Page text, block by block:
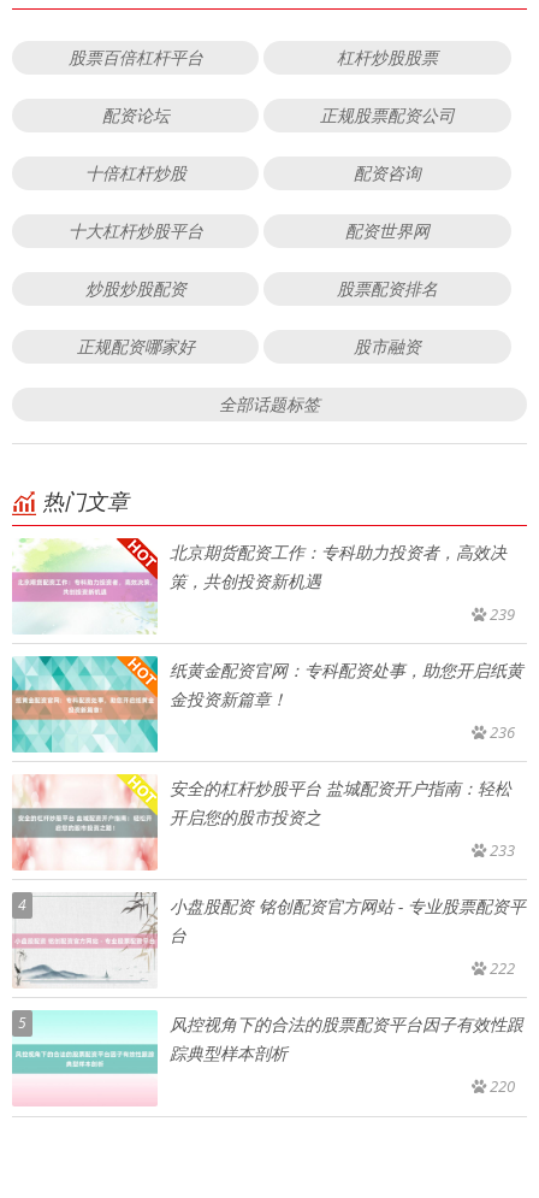
股票百倍杠杆平台 杠杆炒股股票
配资论坛 正规股票配资公司
十倍杠杆炒股 配资咨询
十大杠杆炒股平台 配资世界网
炒股炒股配资 股票配资排名
正规配资哪家好 股市融资
全部话题标签
热门文章
北京期货配资工作：专科助力投资者，高效决
策，共创投资新机遇
239
纸黄金配资官网：专科配资处事，助您开启纸黄
金投资新篇章！
236
安全的杠杆炒股平台 盐城配资开户指南：轻松
开启您的股市投资之
233
4
小盘股配资 铭创配资官方网站 - 专业股票配资平
台
222
5
风控视角下的合法的股票配资平台因子有效性跟
踪典型样本剖析
220